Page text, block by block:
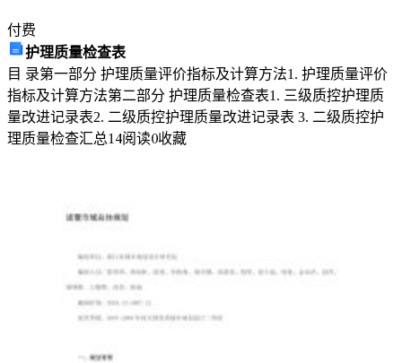
付费
护理质量检查表
目 录第一部分 护理质量评价指标及计算方法1. 护理质量评价
指标及计算方法第二部分 护理质量检查表1. 三级质控护理质
量改进记录表2. 二级质控护理质量改进记录表 3. 二级质控护
理质量检查汇总14阅读0收藏